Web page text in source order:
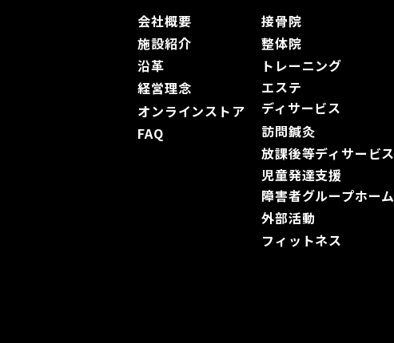
会社概要
施設紹介
沿革
経営理念
オンラインストア
FAQ
接骨院
整体院
トレーニング
エステ
ディサービス
訪問鍼灸
放課後等ディサービス
児童発達支援
障害者グループホーム
外部活動
フィットネス